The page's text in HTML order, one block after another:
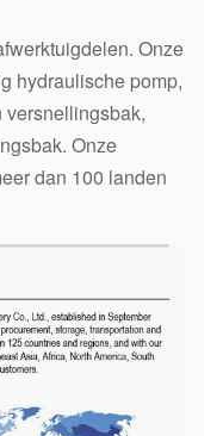
Onze
hydraulische pomp,
versnellingsbak,
Onze
dan 100 landen